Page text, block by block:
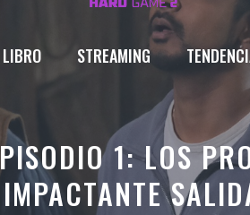
LIBRO STREAMING
1: LOS
IMPACTANTE